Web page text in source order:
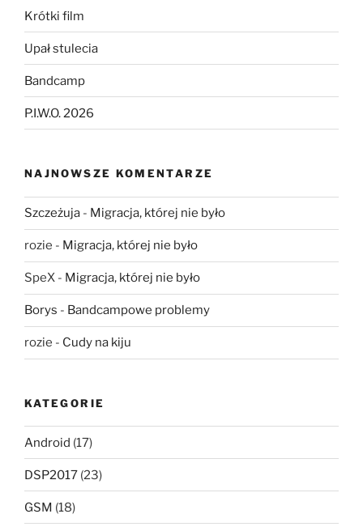
Krótki film
Upał stulecia
Bandcamp
P.I.W.O. 2026
NAJNOWSZE KOMENTARZE
Szczeżuja - Migracja, której nie było
rozie - Migracja, której nie było
SpeX - Migracja, której nie było
Borys - Bandcampowe problemy
rozie - Cudy na kiju
KATEGORIE
Android (17)
DSP2017 (23)
GSM (18)